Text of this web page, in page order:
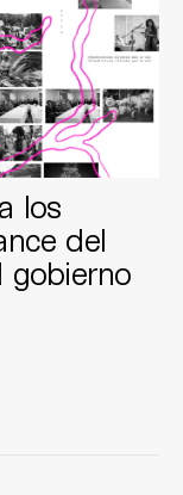
los
del
gobierno